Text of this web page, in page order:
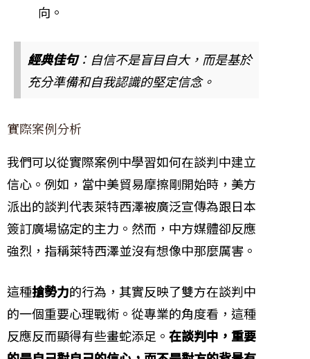
向。
經典佳句：自信不是盲目自大，而是基於
充分準備和自我認識的堅定信念。
實際案例分析
我們可以從實際案例中學習如何在談判中建立
信心。例如，當中美貿易摩擦剛開始時，美方
派出的談判代表萊特西澤被廣泛宣傳為跟日本
簽訂廣場協定的主力。然而，中方媒體卻反應
強烈，指稱萊特西澤並沒有想像中那麼厲害。
這種搶勢力的行為，其實反映了雙方在談判中
的一個重要心理戰術。從專業的角度看，這種
反應反而顯得有些畫蛇添足。 在談判中，重要